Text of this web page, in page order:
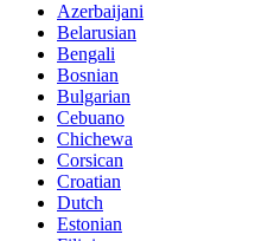
Azerbaijani
Belarusian
Bengali
Bosnian
Bulgarian
Cebuano
Chichewa
Corsican
Croatian
Dutch
Estonian